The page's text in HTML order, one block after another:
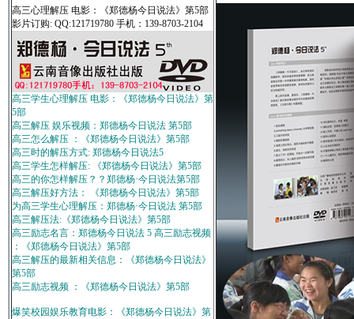
高三心理解压 电影：《郑德杨今日说法》第5部
影片订购: QQ:121719780 手机：139-8703-2104
高三学生心理解压 电影：《郑德杨今日说法》第
5部
高三解压 娱乐视频：郑德杨今日说法 第5部
高三怎么解压 ：《郑德杨今日说法》第5部
高三时的解压方式: 郑德杨今日说法5
高三学生怎样解压: 《郑德杨今日说法》第5部
高三的你怎样解压？？郑德杨·今日说法第5部
高三解压好方法： 《郑德杨今日说法》第5部
为高三学生心理解压：郑德杨·今日说法 第5部
高三解压法:《郑德杨今日说法》第5部
高三励志名言：郑德杨今日说法 5 高三励志视频
：《郑德杨今日说法》第5部
高三解压的最新相关信息：《郑德杨今日说法》
第5部
高三励志视频 ：《郑德杨今日说法》第5部
爆笑校园娱乐教育电影：《郑德杨今日说法》第